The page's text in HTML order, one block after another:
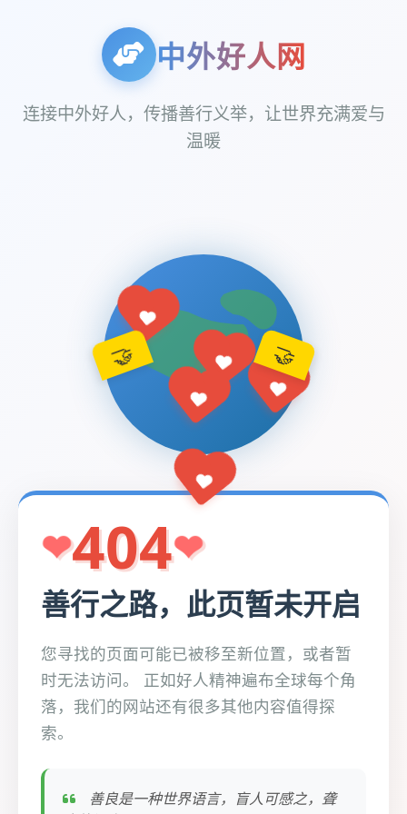
中外好人网
连接中外好人，传播善行义举，让世界充满爱与
温暖
🤝 🤝
404
善行之路，此页暂未开启
您寻找的页面可能已被移至新位置，或者暂
时无法访问。 正如好人精神遍布全球每个角
落，我们的网站还有很多其他内容值得探
索。
善良是一种世界语言，盲人可感之，聋